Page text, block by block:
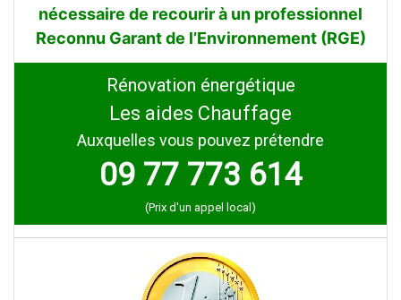
nécessaire de recourir à un professionnel
Reconnu Garant de l’Environnement (RGE)
Rénovation énergétique
Les aides Chauffage
Auxquelles vous pouvez prétendre
09 77 773 614
(Prix d'un appel local)